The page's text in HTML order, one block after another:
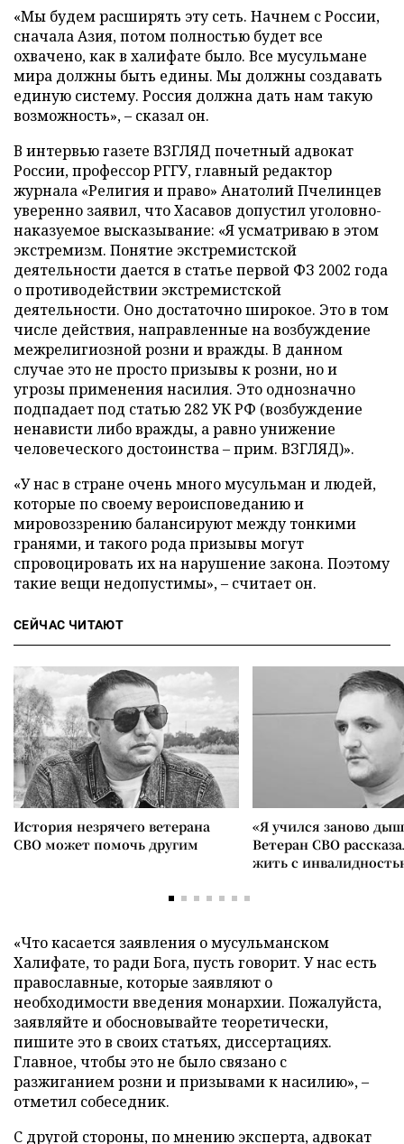
«Мы будем расширять эту сеть. Начнем с России,
сначала Азия, потом полностью будет все
охвачено, как в халифате было. Все мусульмане
мира должны быть едины. Мы должны создавать
единую систему. Россия должна дать нам такую
возможность», – сказал он.
В интервью газете ВЗГЛЯД почетный адвокат
России, профессор РГГУ, главный редактор
журнала «Религия и право» Анатолий Пчелинцев
уверенно заявил, что Хасавов допустил уголовно-
наказуемое высказывание: «Я усматриваю в этом
экстремизм. Понятие экстремистской
деятельности дается в статье первой ФЗ 2002 года
о противодействии экстремистской
деятельности. Оно достаточно широкое. Это в том
числе действия, направленные на возбуждение
межрелигиозной розни и вражды. В данном
случае это не просто призывы к розни, но и
угрозы применения насилия. Это однозначно
подпадает под статью 282 УК РФ (возбуждение
ненависти либо вражды, а равно унижение
человеческого достоинства – прим. ВЗГЛЯД)».
«У нас в стране очень много мусульман и людей,
которые по своему вероисповеданию и
мировоззрению балансируют между тонкими
гранями, и такого рода призывы могут
спровоцировать их на нарушение закона. Поэтому
такие вещи недопустимы», – считает он.
СЕЙЧАС ЧИТАЮТ
История незрячего ветерана
СВО может помочь другим
«Я учился заново
Ветеран СВО
жить с
«Что касается заявления о мусульманском
Халифате, то ради Бога, пусть говорит. У нас есть
православные, которые заявляют о
необходимости введения монархии. Пожалуйста,
заявляйте и обосновывайте теоретически,
пишите это в своих статьях, диссертациях.
Главное, чтобы это не было связано с
разжиганием розни и призывами к насилию», –
отметил собеседник.
С другой стороны, по мнению эксперта, адвокат